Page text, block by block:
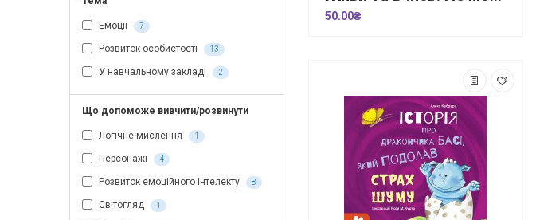
Емоції 7
Розвиток особистості 13
У навчальному закладі 2
Що допоможе вивчити/розвинути
Логічне мислення 1
Персонажі 4
Розвиток емоційного інтелекту 8
Світогляд 1
50.00₴